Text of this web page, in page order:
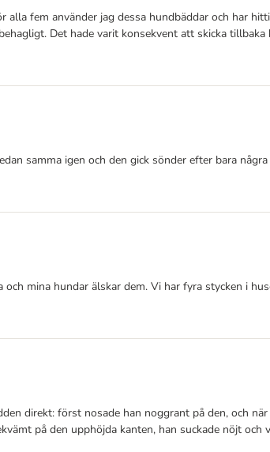
alla fem använder jag dessa hundbäddar och har
Det hade varit konsekvent att skicka
samma igen och den gick sönder efter bara
mina hundar älskar dem. Vi har fyra stycken i
direkt: först nosade han noggrant på den, och
på den upphöjda kanten, han suckade nöjt